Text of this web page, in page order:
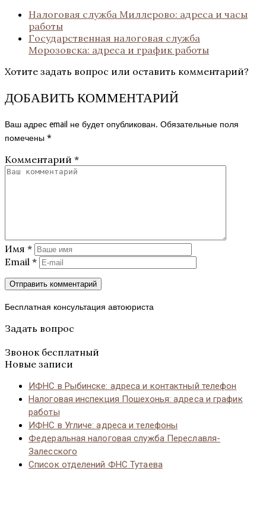
Налоговая служба Миллерово: адреса и часы
работы
Государственная налоговая служба
Морозовска: адреса и график работы
Хотите задать вопрос или оставить комментарий?
ДОБАВИТЬ КОММЕНТАРИЙ
Ваш адрес email не будет опубликован. Обязательные поля
помечены *
Комментарий *
Имя *
Email *
Бесплатная консультация автоюриста
Задать вопрос
Звонок бесплатный
Новые записи
ИФНС в Рыбинске: адреса и контактный телефон
Налоговая инспекция Пошехонья: адреса и график
работы
ИФНС в Угличе: адреса и телефоны
Федеральная налоговая служба Переславля-
Залесского
Список отделений ФНС Тутаева